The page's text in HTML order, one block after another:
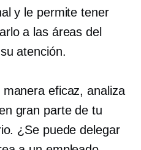
y le permite tener
a las áreas del
atención.
eficaz, analiza
gran parte de tu
¿Se puede delegar